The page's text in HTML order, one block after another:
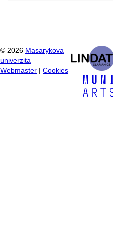
© 2026 Masarykova
univerzita
Webmaster
Cookies